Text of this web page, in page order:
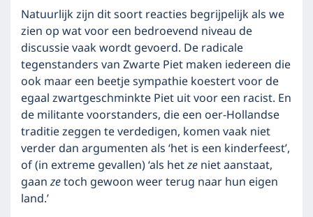
Natuurlijk zijn dit soort reacties begrijpelijk als we
zien op wat voor een bedroevend niveau de
discussie vaak wordt gevoerd. De radicale
tegenstanders van Zwarte Piet maken iedereen die
ook maar een beetje sympathie koestert voor de
egaal zwartgeschminkte Piet uit voor een racist. En
de militante voorstanders, die een oer-Hollandse
traditie zeggen te verdedigen, komen vaak niet
verder dan argumenten als ‘het is een kinderfeest’,
of (in extreme gevallen) ‘als hetzeniet aanstaat,
gaanzetoch gewoon weer terug naar hun eigen
land.’